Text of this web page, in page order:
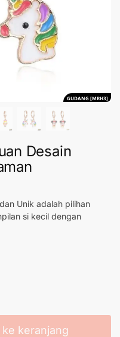
GUDANG [MRH3]
Desain
Unik adalah pilihan
si kecil dengan
ke keranjang